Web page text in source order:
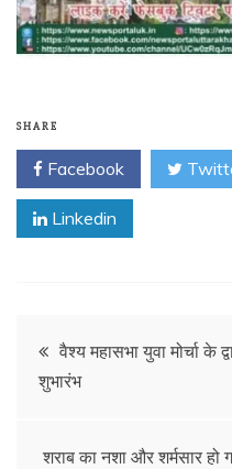
SHARE
Facebook
Linkedin
Post
navigation
वैश्य महासभा युवा मोर्चा के
शुभारंभ
शराब का नशा और शर्मसार हो